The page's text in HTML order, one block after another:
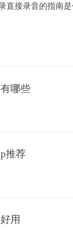
直接录音的指南是
哪些
推荐
用